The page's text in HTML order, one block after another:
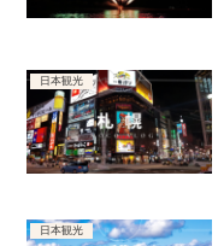
日本観光
日本観光